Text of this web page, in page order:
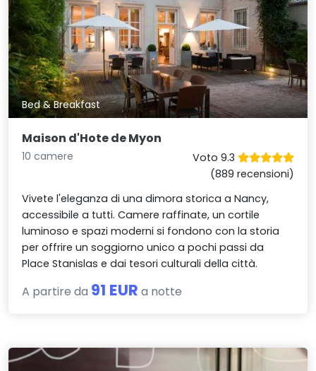
Bed & Breakfast
Maison d'Hote de Myon
10 camere
Voto 9.3
(889 recensioni)
Vivete l'eleganza di una dimora storica a Nancy,
accessibile a tutti. Camere raffinate, un cortile
luminoso e spazi moderni si fondono con la storia
per offrire un soggiorno unico a pochi passi da
Place Stanislas e dai tesori culturali della città.
A partire da 91 EUR a notte